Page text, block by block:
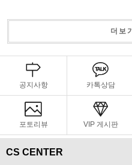
더보기
공지사항 카톡상담
포토리뷰 VIP 게시판
CS CENTER